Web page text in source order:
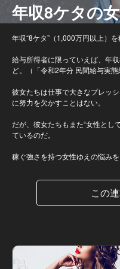
年収8ケタの女
年収“8ケタ”（1,000万円以上）を
給与所得者に限っていえば、年
ど。（「令和2年分 民間給与実態
彼女たちは仕事で大きなプレッ
に努力を欠かすことはない。
だが、彼女たちもまた“女性とし
ているのだ。
稼ぐ強さを持つ女性ゆえの悩み
この